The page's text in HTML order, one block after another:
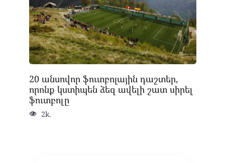
20 անսովոր ֆուտբոլային դաշտեր,
որոնք կստիպեն ձեզ ավելի շատ սիրել
ֆուտբոլը
2k.